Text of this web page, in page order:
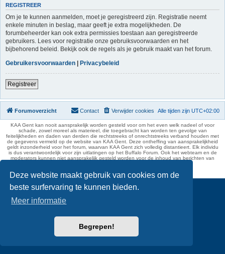
Deze website maakt gebruik van cookies om de
beste surfervaring te kunnen bieden.
Meer informatie
Begrepen!
REGISTREER
Om je te kunnen aanmelden, moet je geregistreerd zijn. Registratie neemt
enkele minuten in beslag, maar geeft je extra mogelijkheden. De
forumbeheerder kan ook extra permissies toestaan aan geregistreerde
gebruikers. Lees voor registratie onze gebruiksvoorwaarden en het
bijbehorend beleid. Bekijk ook de regels als je gebruik maakt van het forum.
Gebruikersvoorwaarden | Privacybeleid
Registreer
Forumoverzicht Alle tijden zijn UTC+02:00
Verwijder cookies
Contact
KAA Gent kan nooit aansprakelijk worden gesteld voor om het even welk nadeel of voor
schade, zowel moreel als materieel, die toegebracht kan worden ten gevolge van
feitelijkheden en daden van derden die rechtstreeks of onrechtstreeks verband houden met
de gegevens vermeld op de website van KAA Gent. Deze ontheffing van aansprakelijkheid
geldt inzonderheid voor het forum, waarvan KAA Gent zich volledig distantieert. Elk individu
is dus verantwoordelijk voor zijn uitlatingen op het Buffalo Forum. Ook het webteam en de
moderators kunnen niet aansprakelijk gesteld worden voor de inhoud van berichten van